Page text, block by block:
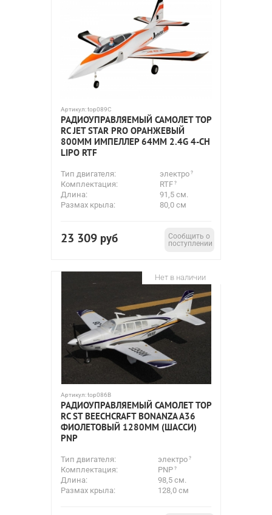
Артикул:top089C
РАДИОУПРАВЛЯЕМЫЙ САМОЛЕТ TOP
RC JET STAR PRO ОРАНЖЕВЫЙ
800ММ ИМПЕЛЛЕР 64ММ 2.4G 4-CH
LIPO RTF
Тип двигателя:
электро
Комплектация:
RTF
Длина:
91,5 см.
Размах крыла:
80,0 см
23 309 руб
Сообщить о
поступлении
Нет в наличии
Артикул:top086B
РАДИОУПРАВЛЯЕМЫЙ САМОЛЕТ TOP
RC ST BEECHCRAFT BONANZA A36
ФИОЛЕТОВЫЙ 1280ММ (ШАССИ)
PNP
Тип двигателя:
электро
Комплектация:
PNP
Длина:
98,5 см.
Размах крыла:
128,0 см